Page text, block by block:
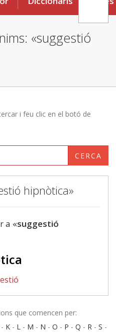
«suggestió
i feu clic en el botó de
CERCA
hipnòtica»
a «suggestió
que comencen per:
- K - L - M - N - O - P - Q - R - S -